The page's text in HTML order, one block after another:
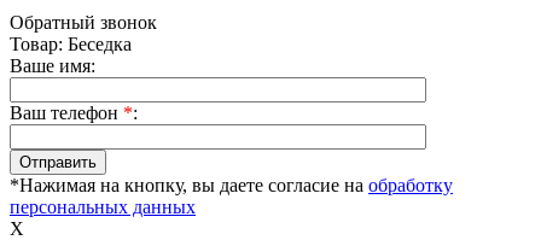
Обратный звонок
Товар: Беседка
Ваше имя:
Ваш телефон *:
*Нажимая на кнопку, вы даете согласие на обработку
персональных данных
X